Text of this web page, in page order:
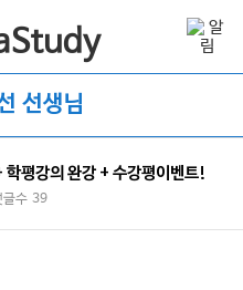
선생님
평강의 완강 + 수강평이벤트!
수 39